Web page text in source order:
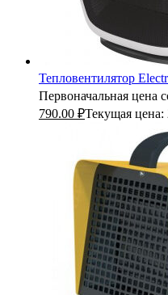
Тепловентилятор
Первоначальная цена
790.00 ₽Текущая цена: